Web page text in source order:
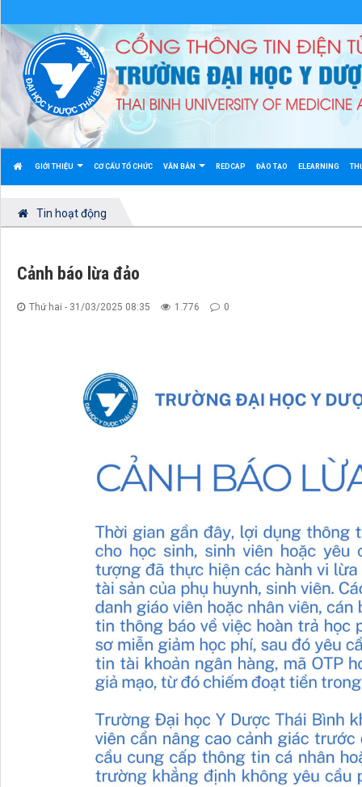
GIỚI THIỆU CƠ CẤU TỔ CHỨC VĂN BẢN REDCAP ĐÀO TẠO ELEARNING
Tin hoạt động
Cảnh báo lừa đảo
Thứ hai - 31/03/2025 08:35 1.776 0